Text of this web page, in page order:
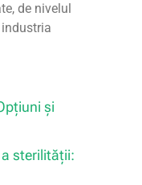
de nivelul
și
sterilității: